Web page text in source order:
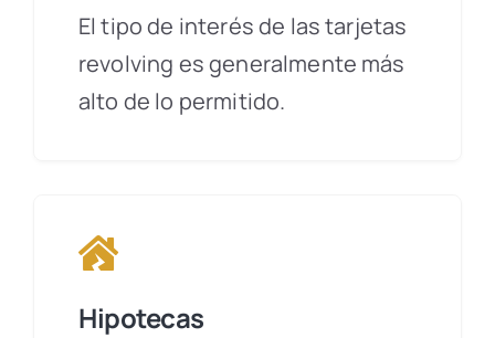
El tipo de interés de las tarjetas
revolving es generalmente más
alto de lo permitido.
Hipotecas